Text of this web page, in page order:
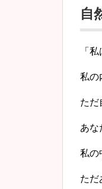
自
「
私の
ただ
あな
私の
ただ